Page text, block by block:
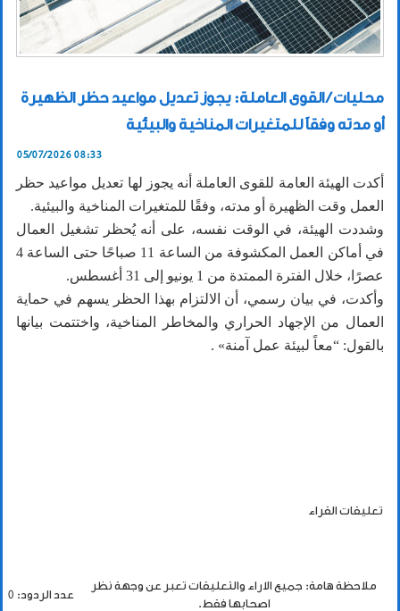
محليات / القوى العاملة: يجوز تعديل مواعيد حظر الظهيرة
أو مدته وفقاً للمتغيرات المناخية والبيئية
05/07/2026 08:33
أكدت الهيئة العامة للقوى العاملة أنه يجوز لها تعديل مواعيد حظر
العمل وقت الظهيرة أو مدته، وفقًا للمتغيرات المناخية والبيئية.
وشددت الهيئة، في الوقت نفسه، على أنه يُحظر تشغيل العمال
في أماكن العمل المكشوفة من الساعة 11 صباحًا حتى الساعة 4
عصرًا، خلال الفترة الممتدة من 1 يونيو إلى 31 أغسطس.
وأكدت، في بيان رسمي، أن الالتزام بهذا الحظر يسهم في حماية
العمال من الإجهاد الحراري والمخاطر المناخية، واختتمت بيانها
بالقول: “معاً لبيئة عمل آمنة» .
تعليقات القراء
ملاحظة هامة: جميع الاراء والتعليقات تعبر عن وجهة نظر
اصحابها فقط.
عدد الردود: 0